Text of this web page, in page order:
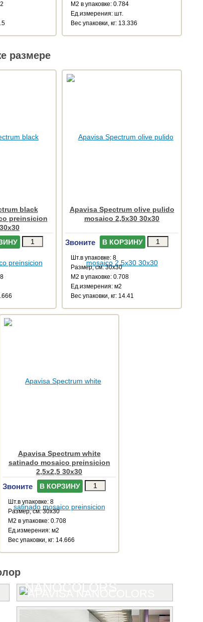
М2 в упаковке: 0.784
Ед.измерения: шт.
Веc упаковки, кг: 13.336
размере
black
preinsicion
Apavisa Spectrum olive pulido
mosaico 2,5x30 30x30
Звоните В КОРЗИНУ
Шт.в упаковке: 8
Размер, см: 30x30
М2 в упаковке: 0.708
Ед.измерения: м2
Веc упаковки, кг: 14.41
Apavisa Spectrum white
satinado mosaico preinsicion
2,5x2,5 30x30
Звоните В КОРЗИНУ
Шт.в упаковке: 8
Размер, см: 30x30
М2 в упаковке: 0.708
Ед.измерения: м2
Веc упаковки, кг: 14.666
NANOCOLORS